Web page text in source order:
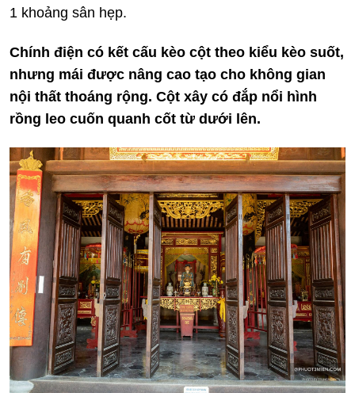
1 khoảng sân hẹp.
Chính điện có kết cấu kèo cột theo kiểu kèo suốt,
nhưng mái được nâng cao tạo cho không gian
nội thất thoáng rộng. Cột xây có đắp nổi hình
rồng leo cuốn quanh cốt từ dưới lên.